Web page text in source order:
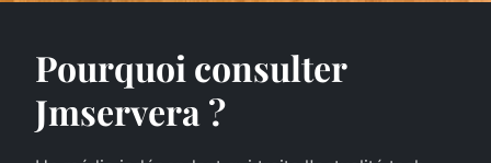
Pourquoi consulter
Jmservera ?